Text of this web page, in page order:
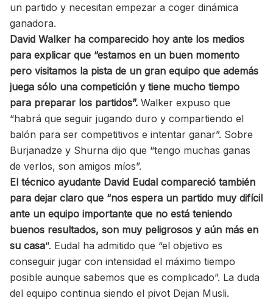
un partido y necesitan empezar a coger dinámica
ganadora.
David Walker ha comparecido hoy ante los medios
para explicar que “estamos en un buen momento
pero visitamos la pista de un gran equipo que además
juega sólo una competición y tiene mucho tiempo
para preparar los partidos”. Walker expuso que
“habrá que seguir jugando duro y compartiendo el
balón para ser competitivos e intentar ganar”. Sobre
Burjanadze y Shurna dijo que “tengo muchas ganas
de verlos, son amigos míos”.
El técnico ayudante David Eudal compareció también
para dejar claro que “nos espera un partido muy difícil
ante un equipo importante que no está teniendo
buenos resultados, son muy peligrosos y aún más en
su casa“. Eudal ha admitido que “el objetivo es
conseguir jugar con intensidad el máximo tiempo
posible aunque sabemos que es complicado”. La duda
del equipo continua siendo el pivot Dejan Musli.